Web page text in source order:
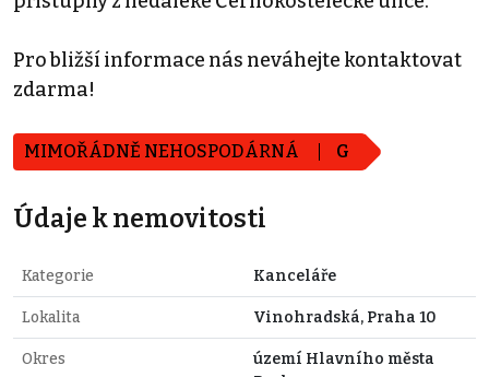
Pro bližší informace nás neváhejte kontaktovat
zdarma!
MIMOŘÁDNĚ NEHOSPODÁRNÁ G
Údaje k nemovitosti
Kategorie Kanceláře
Lokalita Vinohradská, Praha 10
Okres
území Hlavního města